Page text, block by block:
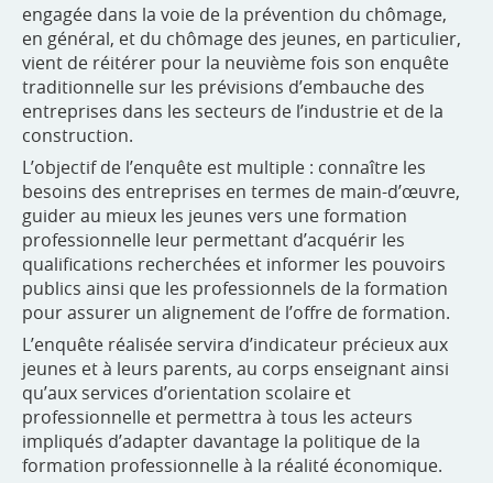
engagée dans la voie de la prévention du chômage,
en général, et du chômage des jeunes, en particulier,
vient de réitérer pour la neuvième fois son enquête
traditionnelle sur les prévisions d’embauche des
entreprises dans les secteurs de l’industrie et de la
construction.
L’objectif de l’enquête est multiple : connaître les
besoins des entreprises en termes de main-d’œuvre,
guider au mieux les jeunes vers une formation
professionnelle leur permettant d’acquérir les
qualifications recherchées et informer les pouvoirs
publics ainsi que les professionnels de la formation
pour assurer un alignement de l’offre de formation.
L’enquête réalisée servira d’indicateur précieux aux
jeunes et à leurs parents, au corps enseignant ainsi
qu’aux services d’orientation scolaire et
professionnelle et permettra à tous les acteurs
impliqués d’adapter davantage la politique de la
formation professionnelle à la réalité économique.